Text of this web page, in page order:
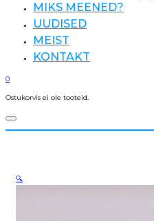
MIKS MEENED?
UUDISED
MEIST
KONTAKT
0
Ostukorvis ei ole tooteid.
🔍